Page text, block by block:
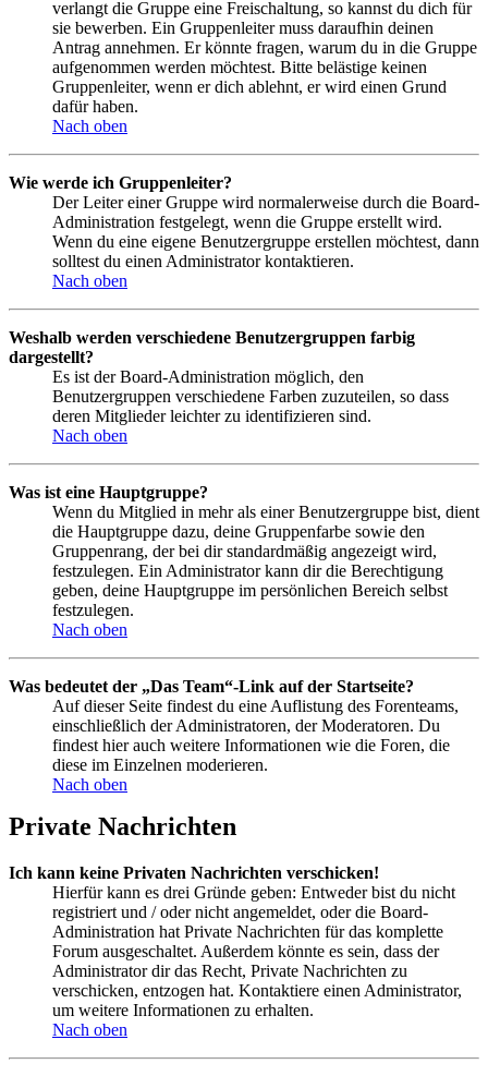
verlangt die Gruppe eine Freischaltung, so kannst du dich für
sie bewerben. Ein Gruppenleiter muss daraufhin deinen
Antrag annehmen. Er könnte fragen, warum du in die Gruppe
aufgenommen werden möchtest. Bitte belästige keinen
Gruppenleiter, wenn er dich ablehnt, er wird einen Grund
dafür haben.
Nach oben
Wie werde ich Gruppenleiter?
Der Leiter einer Gruppe wird normalerweise durch die Board-
Administration festgelegt, wenn die Gruppe erstellt wird.
Wenn du eine eigene Benutzergruppe erstellen möchtest, dann
solltest du einen Administrator kontaktieren.
Nach oben
Weshalb werden verschiedene Benutzergruppen farbig
dargestellt?
Es ist der Board-Administration möglich, den
Benutzergruppen verschiedene Farben zuzuteilen, so dass
deren Mitglieder leichter zu identifizieren sind.
Nach oben
Was ist eine Hauptgruppe?
Wenn du Mitglied in mehr als einer Benutzergruppe bist, dient
die Hauptgruppe dazu, deine Gruppenfarbe sowie den
Gruppenrang, der bei dir standardmäßig angezeigt wird,
festzulegen. Ein Administrator kann dir die Berechtigung
geben, deine Hauptgruppe im persönlichen Bereich selbst
festzulegen.
Nach oben
Was bedeutet der „Das Team“-Link auf der Startseite?
Auf dieser Seite findest du eine Auflistung des Forenteams,
einschließlich der Administratoren, der Moderatoren. Du
findest hier auch weitere Informationen wie die Foren, die
diese im Einzelnen moderieren.
Nach oben
Private Nachrichten
Ich kann keine Privaten Nachrichten verschicken!
Hierfür kann es drei Gründe geben: Entweder bist du nicht
registriert und / oder nicht angemeldet, oder die Board-
Administration hat Private Nachrichten für das komplette
Forum ausgeschaltet. Außerdem könnte es sein, dass der
Administrator dir das Recht, Private Nachrichten zu
verschicken, entzogen hat. Kontaktiere einen Administrator,
um weitere Informationen zu erhalten.
Nach oben